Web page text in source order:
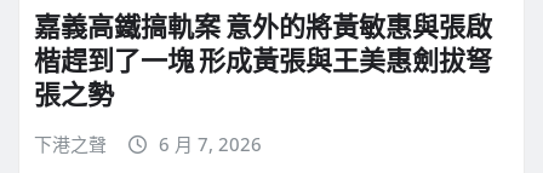
嘉義高鐵搞軌案 意外的將黃敏惠與張啟
楷趕到了一塊 形成黃張與王美惠劍拔弩
張之勢
下港之聲 6 月 7, 2026